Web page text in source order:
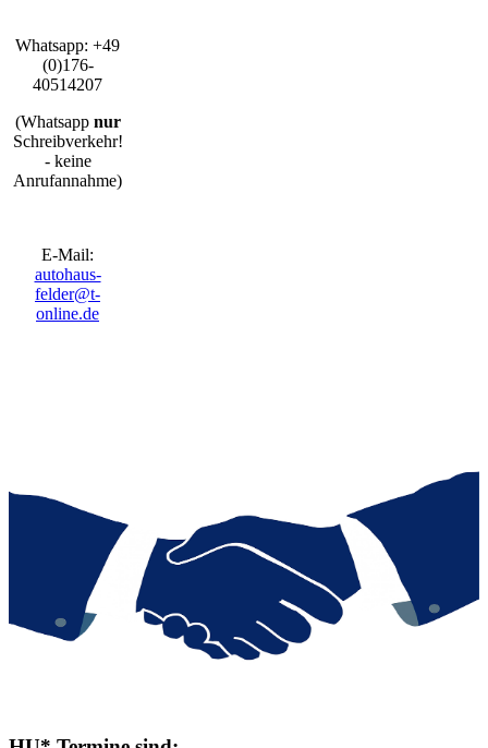
Whatsapp: +49
(0)176-
40514207
(Whatsapp nur
Schreibverkehr!
- keine
Anrufannahme)
E-Mail:
autohaus-
felder@t-
online.de